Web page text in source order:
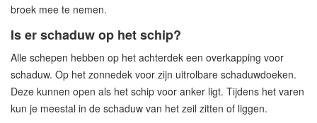
broek mee te nemen.
Is er schaduw op het schip?
Alle schepen hebben op het achterdek een overkapping voor
schaduw. Op het zonnedek voor zijn uitrolbare schaduwdoeken.
Deze kunnen open als het schip voor anker ligt. Tijdens het varen
kun je meestal in de schaduw van het zeil zitten of liggen.